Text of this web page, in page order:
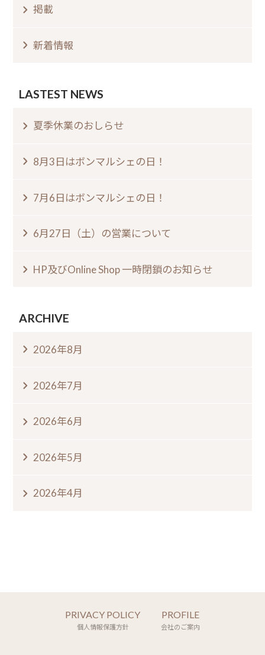
掲載
新着情報
LASTEST NEWS
夏季休業のおしらせ⁠
8月3日はボンマルシェの日⁠！⁠ ⁠
7月6日はボンマルシェの日⁠！⁠
6月27日（土）の営業について
HP及びOnline Shop 一時閉鎖のお知らせ
ARCHIVE
2026年8月
2026年7月
2026年6月
2026年5月
2026年4月
PRIVACY POLICY
個人情報保護方針
PROFILE
会社のご案内